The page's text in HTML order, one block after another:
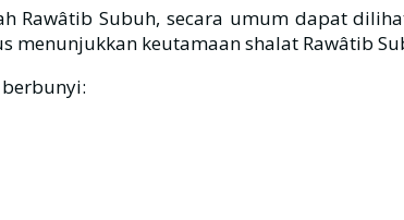
Rawâtib Subuh, secara umum dapat
menunjukkan keutamaan shalat Rawâtib
berbunyi: